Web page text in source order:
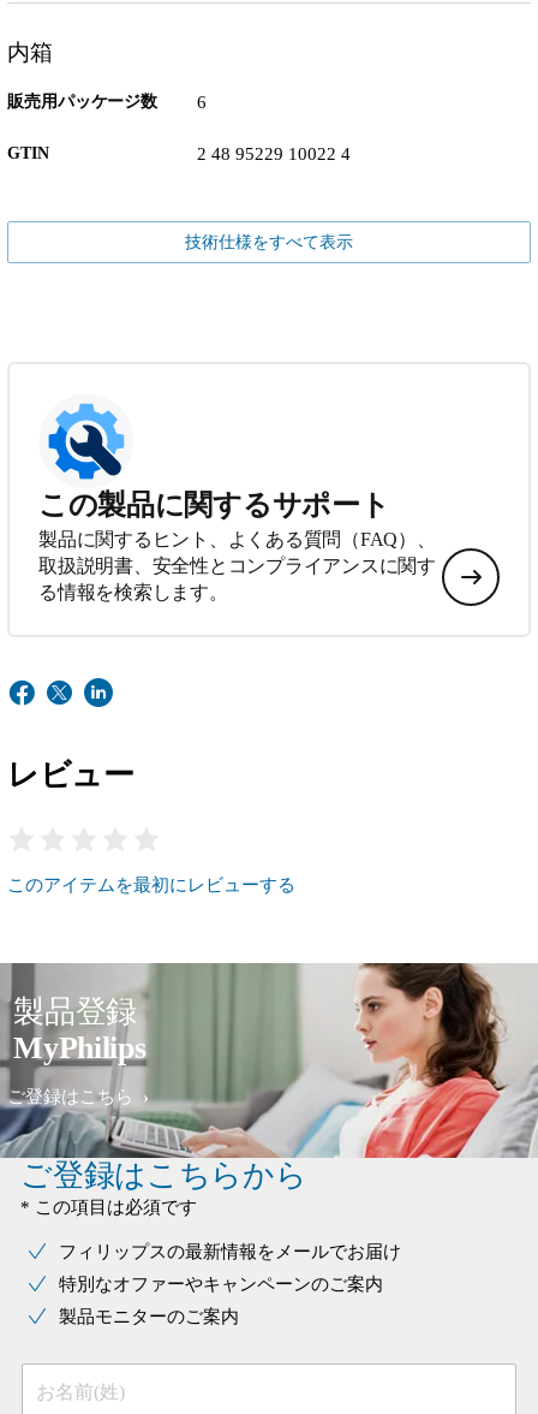
内箱
販売用パッケージ数 6
GTIN 2 48 95229 10022 4
技術仕様をすべて表示
この製品に関するサポート
製品に関するヒント、よくある質問（FAQ）、
取扱説明書、安全性とコンプライアンスに関す
る情報を検索します。
レビュー
このアイテムを最初にレビューする
製品登録
MyPhilips
ご登録はこちら
ご登録はこちらから
* この項目は必須です
フィリップスの最新情報をメールでお届け
特別なオファーやキャンペーンのご案内
製品モニターのご案内
お名前(姓)